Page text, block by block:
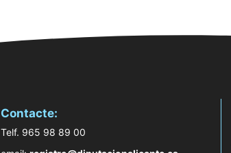
Contacte:
Telf. 965 98 89 00